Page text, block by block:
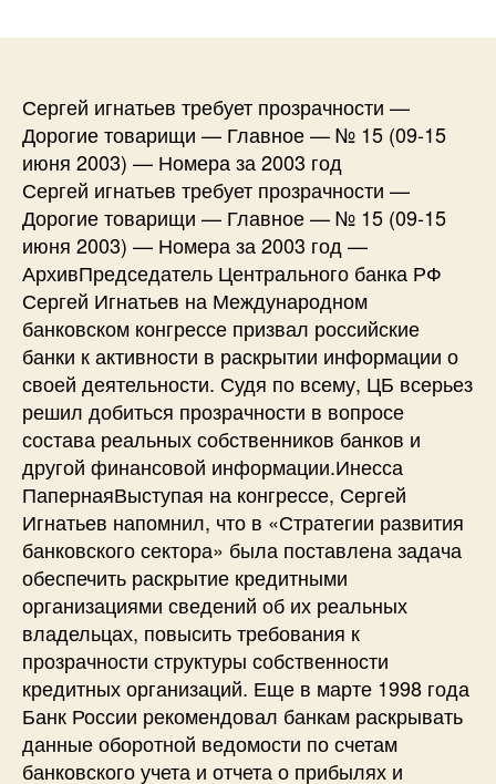
Сергей игнатьев требует прозрачности —
Дорогие товарищи — Главное — № 15 (09-15
июня 2003) — Номера за 2003 год
Сергей игнатьев требует прозрачности —
Дорогие товарищи — Главное — № 15 (09-15
июня 2003) — Номера за 2003 год —
АрхивПредседатель Центрального банка РФ
Сергей Игнатьев на Международном
банковском конгрессе призвал российские
банки к активности в раскрытии информации о
своей деятельности. Судя по всему, ЦБ всерьез
решил добиться прозрачности в вопросе
состава реальных собственников банков и
другой финансовой информации.Инесса
ПапернаяВыступая на конгрессе, Сергей
Игнатьев напомнил, что в «Стратегии развития
банковского сектора» была поставлена задача
обеспечить раскрытие кредитными
организациями сведений об их реальных
владельцах, повысить требования к
прозрачности структуры собственности
кредитных организаций. Еще в марте 1998 года
Банк России рекомендовал банкам раскрывать
данные оборотной ведомости по счетам
банковского учета и отчета о прибылях и